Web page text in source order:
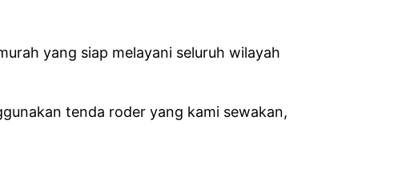
yang siap melayani seluruh wilayah
tenda roder yang kami sewakan,